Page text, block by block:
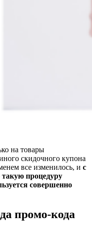
на товары
скидочного купона
все изменилось, и с
такую процедуру
совершенно
промо-кода